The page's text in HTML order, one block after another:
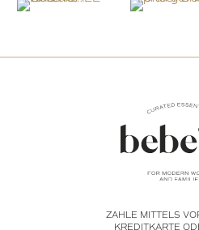
ZAHLE MITTELS
KREDITKARTE